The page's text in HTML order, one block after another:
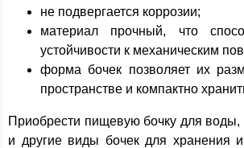
не подвергается коррозии;
материал прочный, что
устойчивости к механическим
форма бочек позволяет их
пространстве и компактно
Приобрести пищевую бочку для воды,
и другие виды бочек для хранения и